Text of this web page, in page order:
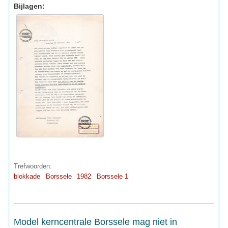
Bijlagen:
Trefwoorden:
blokkade
Borssele 1982 Borssele 1
Model kerncentrale Borssele mag niet in